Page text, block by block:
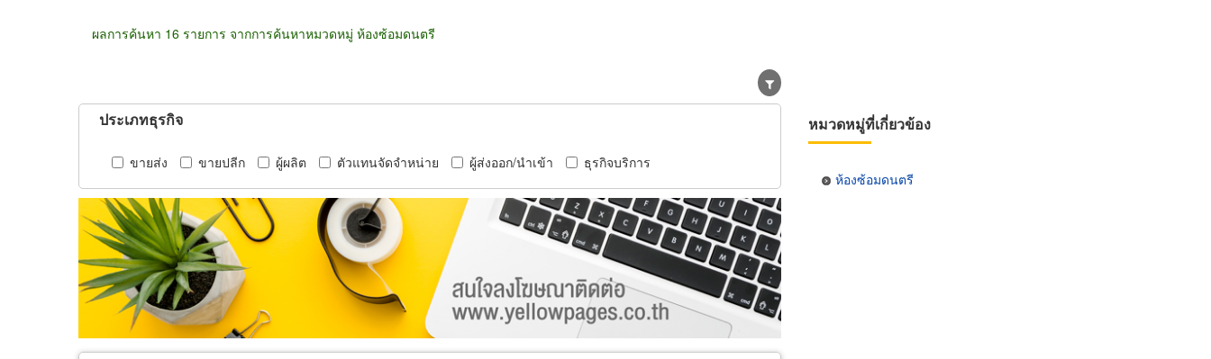
ผลการค้นหา 16 รายการ จากการค้นหาหมวดหมู่ ห้องซ้อมดนตรี
ประเภทธุรกิจ
ขายส่ง ขายปลีก ผู้ผลิต ตัวแทนจัดจำหน่าย ผู้ส่งออก/นำเข้า ธุรกิจบริการ
หมวดหมู่ที่เกี่ยวข้อง
ห้องซ้อมดนตรี